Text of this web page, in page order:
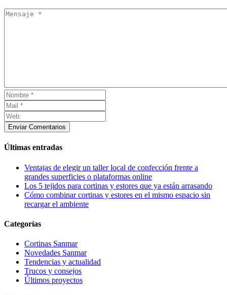
Enviar Comentarios
Últimas entradas
Ventajas de elegir un taller local de confección frente a
grandes superficies o plataformas online
Los 5 tejidos para cortinas y estores que ya están arrasando
Cómo combinar cortinas y estores en el mismo espacio sin
recargar el ambiente
Categorías
Cortinas Sanmar
Novedades Sanmar
Tendencias y actualidad
Trucos y consejos
Últimos proyectos